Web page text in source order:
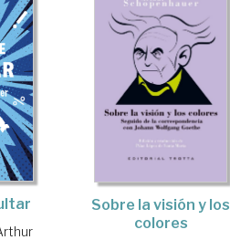
Sobre la visión y los
colores